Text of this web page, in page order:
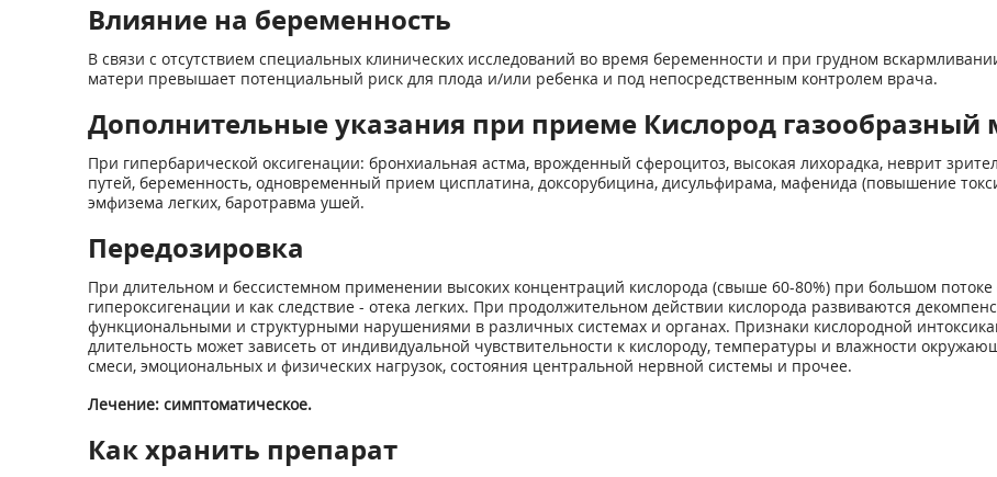
Влияние на беременность
В связи с отсутствием специальных клинических исследований во время беременности и при грудном
матери превышает потенциальный риск для плода и/или ребенка и под непосредственным контролем врача.
Дополнительные указания при приеме Кислород
При гипербарической оксигенации: бронхиальная астма, врожденный сфероцитоз, высокая лихорадка, неврит
путей, беременность, одновременный прием цисплатина, доксорубицина, дисульфирама, мафенида (повышение
эмфизема легких, баротравма ушей.
Передозировка
При длительном и бессистемном применении высоких концентраций кислорода (свыше 60-80%) при большом
гипероксигенации и как следствие - отека легких. При продолжительном действии кислорода развиваются
функциональными и структурными нарушениями в различных системах и органах. Признаки кислородной
длительность может зависеть от индивидуальной чувствительности к кислороду, температуры и влажности
смеси, эмоциональных и физических нагрузок, состояния центральной нервной системы и прочее.
Лечение: симптоматическое.
Как хранить препарат